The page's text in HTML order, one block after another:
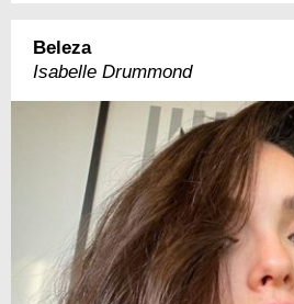
Beleza
Isabelle Drummond